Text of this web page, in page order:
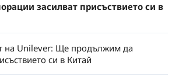
засилват присъствието си в
на Unilever: Ще продължим да
си в Китай